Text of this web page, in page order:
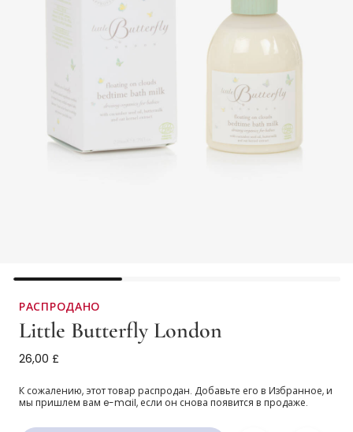
РАСПРОДАНО
Little Butterfly London
Органическое молочко для купания малышей (250мл)
26,00 £
К сожалению, этот товар распродан. Добавьте его в Избранное, и
мы пришлем вам e-mail, если он снова появится в продаже.